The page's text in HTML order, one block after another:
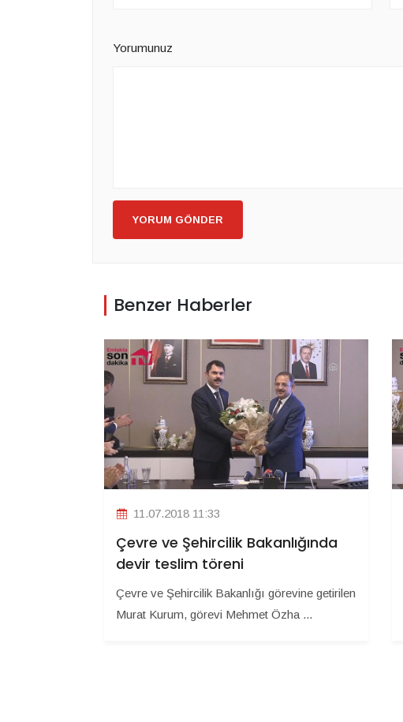
Yorumunuz
YORUM GÖNDER
Benzer Haberler
11.07.2018 11:33
Çevre ve Şehircilik Bakanlığında
devir teslim töreni
Çevre ve Şehircilik Bakanlığı görevine getirilen
Murat Kurum, görevi Mehmet Özha ...